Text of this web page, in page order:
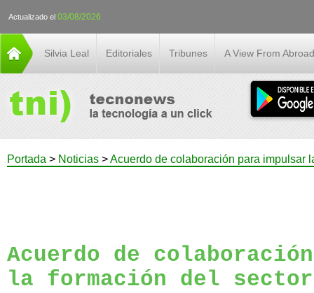
Actualizado el 03/08/2026
Silvia Leal Editoriales Tribunes A View From Abroad
Portada > Noticias >Acuerdo de colaboración para impulsar
Acuerdo de
la formación del